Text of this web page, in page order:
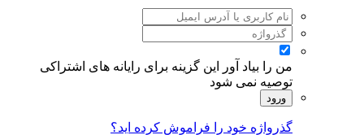
من را بیاد آور
این گزینه برای رایانه های اشتراکی
توصیه نمی شود
ورود
گذرواژه خود را فراموش کرده اید؟